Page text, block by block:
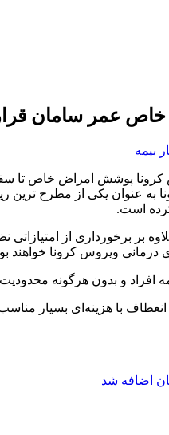
خاص عمر سامان
بیمه
امراض خاص تا سقف ٣٠٠ میلیون ریال
عنوان یکی از مطرح ترین
است.
بر برخورداری از
افراد و بدون هرگونه
با هزینه‌ای بسیار مناسب
اضافه شد